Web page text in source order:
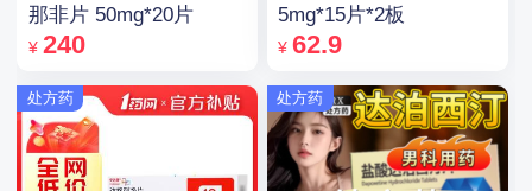
那非片 50mg*20片
¥ 240
处方药
5mg*15片*2板
¥ 62.9
处方药